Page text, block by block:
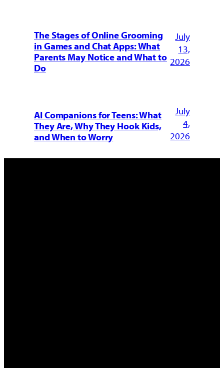
The Stages of Online Grooming
in Games and Chat Apps: What
Parents May Notice and What to
Do
July
13,
2026
AI Companions for Teens: What
They Are, Why They Hook Kids,
and When to Worry
July
4,
2026